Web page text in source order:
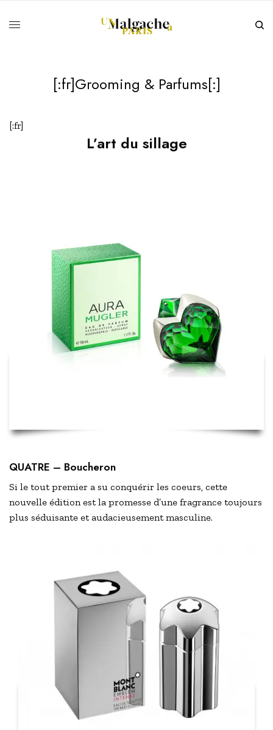
[:fr]Grooming & Parfums[:]
[:fr]
L’art du sillage
QUATRE – Boucheron
Si le tout premier a su conquérir les coeurs, cette
nouvelle édition est la promesse d’une fragrance toujours
plus séduisante et audacieusement masculine.